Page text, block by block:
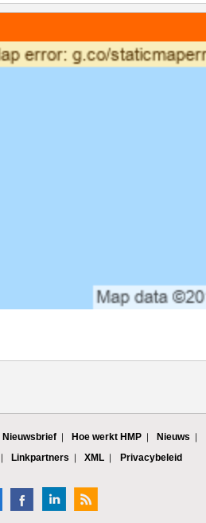
Nieuwsbrief Hoe werkt HMP
Nieuws
Linkpartners XML Privacybeleid